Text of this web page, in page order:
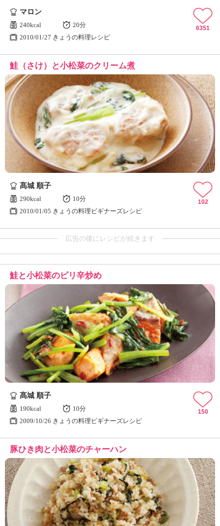
マロン
240kcal
20分
2010/01/27 きょうの料理レシピ
6351
鮭（さけ）と小松菜のクリーム煮
髙城 順子
290kcal
10分
2010/01/05 きょうの料理ビギナーズレシピ
102
広告の後にレシピが続きます
鮭と小松菜のピリ辛炒め
髙城 順子
190kcal
10分
2009/10/26 きょうの料理ビギナーズレシピ
150
豚ひき肉と小松菜のチャーハン